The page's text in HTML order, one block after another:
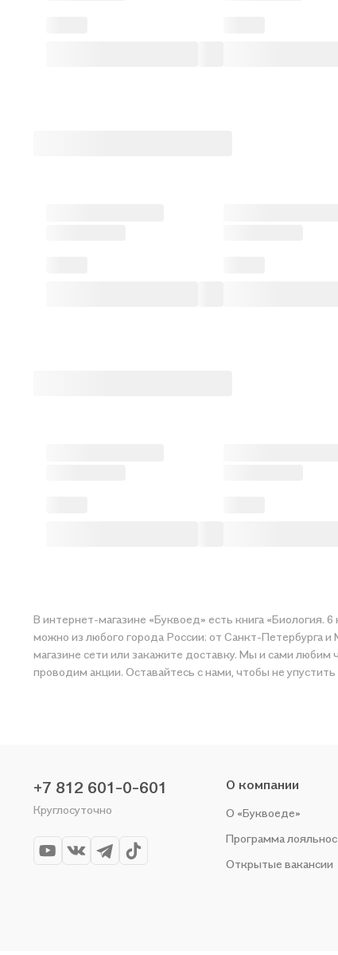
В интернет-магазине «Буквоед» есть книга
можно из любого города России: от Санкт-Петербурга
магазине сети или закажите доставку. Мы и сами любим читать, поэтому делаем всё, чтобы вы
проводим акции. Оставайтесь с нами, чтобы не
+7 812 601-0-601
Круглосуточно
О компании
О «Буквоеде»
Программа
Открытые вакансии